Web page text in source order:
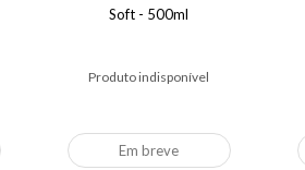
Soft - 500ml
Produto indisponível
Em breve